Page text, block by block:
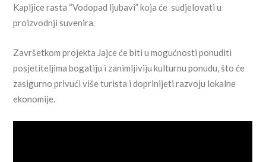
Kapljice rasta “Vodopad ljubavi” koja će sudjelovati u
proizvodnji suvenira.
Završetkom projekta Jajce će biti u mogućnosti ponuditi
posjetiteljima bogatiju i zanimljiviju kulturnu ponudu, što će
zasigurno privući više turista i doprinijeti razvoju lokalne
ekonomije.